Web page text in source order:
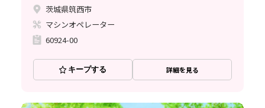
茨城県筑西市
マシンオペレーター
60924-00
キープする 詳細を見る